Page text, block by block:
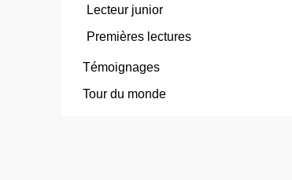
Lecteur junior
Premières lectures
Témoignages
Tour du monde